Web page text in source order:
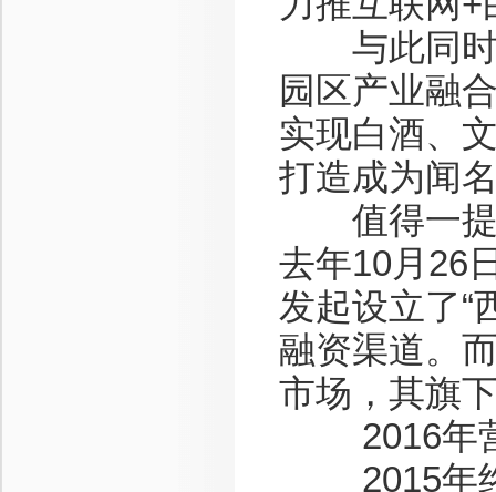
与此同时
园区产业融
实现白酒、
打造成为闻
值得一提
去年10月26
发起设立了“
融资渠道。
市场，其旗
2016年营
2015年终